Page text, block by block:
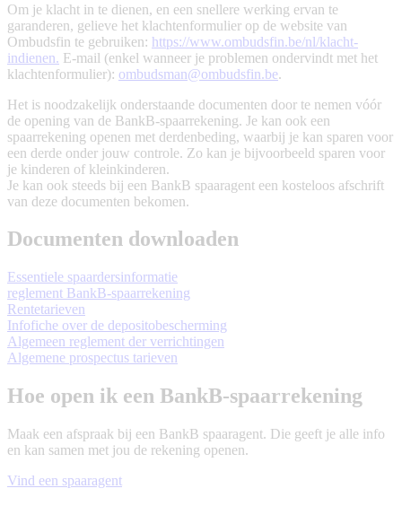
Om je klacht in te dienen, en een snellere werking ervan te
garanderen, gelieve het klachtenformulier op de website van
Ombudsfin te gebruiken: https://www.ombudsfin.be/nl/klacht-
indienen. E-mail (enkel wanneer je problemen ondervindt met het
klachtenformulier): ombudsman@ombudsfin.be.
Het is noodzakelijk onderstaande documenten door te nemen vóór
de opening van de BankB-spaarrekening. Je kan ook een
spaarrekening openen met derdenbeding, waarbij je kan sparen voor
een derde onder jouw controle. Zo kan je bijvoorbeeld sparen voor
je kinderen of kleinkinderen.
Je kan ook steeds bij een BankB spaaragent een kosteloos afschrift
van deze documenten bekomen.
Documenten downloaden
Essentiele spaardersinformatieDownloads/Open PDF document ()
reglement BankB-spaarrekening
Rentetarieven
Infofiche over de depositobescherming
Algemeen reglement der verrichtingen
Algemene prospectus tarieven
Hoe open ik een BankB-spaarrekening
Maak een afspraak bij een BankB spaaragent. Die geeft je alle info
en kan samen met jou de rekening openen.
Vind een spaaragent